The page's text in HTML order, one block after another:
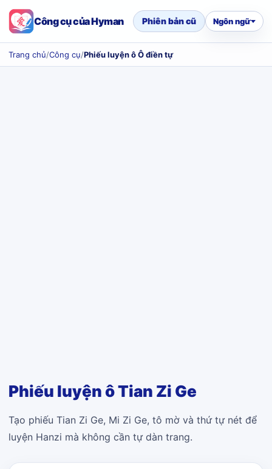
Công cụ của Hyman Phiên bản cũ Ngôn ngữ
Trang chủ/Công cụ/Phiếu luyện ô Ô điền tự
Phiếu luyện ô Tian Zi Ge
Tạo phiếu Tian Zi Ge, Mi Zi Ge, tô mờ và thứ tự nét để
luyện Hanzi mà không cần tự dàn trang.